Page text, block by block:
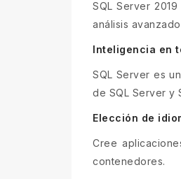
SQL Server
análisis
Inteligencia en
SQL Server es
de SQL Server y
Elección de
Cree
contenedores.